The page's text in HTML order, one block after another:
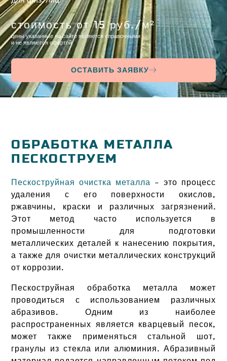
стоимость от 15 руб./м²
цены указанные на сайте являются справочными
и не являются офертой
ОСТАВИТЬ ЗАЯВКУ
ОБРАБОТКА МЕТАЛЛА
ПЕСКОСТРУЕМ
Пескоструйная очистка металла – это процесс
удаления с его поверхности окислов,
ржавчины, краски и различных загрязнений.
Этот метод часто используется в
промышленности для подготовки
металлических деталей к нанесению покрытия,
а также для очистки металлических конструкций
от коррозии.
Пескоструйная обработка металла может
проводиться с использованием различных
абразивов. Одним из наиболее
распространенных является кварцевый песок,
может также применяться стальной шот,
гранулы из стекла или алюминия. Абразивный